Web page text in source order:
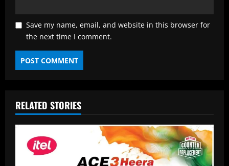
Save my name, email, and website in this browser for
the next time I comment.
RELATED STORIES